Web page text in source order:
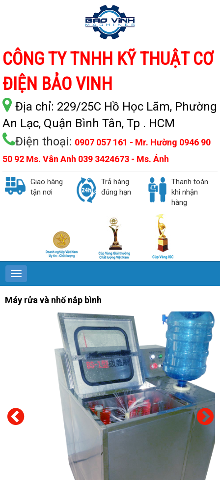
CÔNG TY TNHH KỸ THUẬT CƠ
ĐIỆN BẢO VINH
Địa chỉ: 229/25C Hồ Học Lãm, Phường
An Lạc, Quận Bình Tân, Tp . HCM
Điện thoại: 0907 057 161 - Mr. Hường 0946 90
50 92 Ms. Vân Anh 039 3424673 - Ms. Ánh
Giao hàng
tận nơi
Trả hàng
đúng hạn
Thanh toán
khi nhận
hàng
Máy rửa và nhổ nắp bình